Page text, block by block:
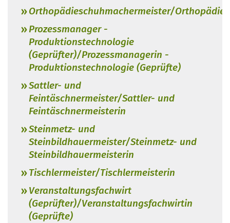
Orthopädieschuhmachermeister/
Prozessmanager -
Produktionstechnologie
(Geprüfter)/Prozessmanagerin -
Produktionstechnologie (Geprüfte)
Sattler- und
Feintäschnermeister/Sattler- und
Feintäschnermeisterin
Steinmetz- und
Steinbildhauermeister/Steinmetz- und
Steinbildhauermeisterin
Tischlermeister/Tischlermeisterin
Veranstaltungsfachwirt
(Geprüfter)/Veranstaltungsfachwirtin
(Geprüfte)